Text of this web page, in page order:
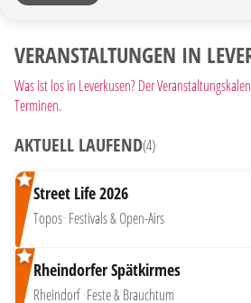
VERANSTALTUNGEN IN
Was ist los in Leverkusen? Der
Terminen.
AKTUELL LAUFEND(4)
Street Life 2026
Topos·Festivals & Open-Airs
Rheindorfer Spätkirmes
Rheindorf·Feste & Brauchtum